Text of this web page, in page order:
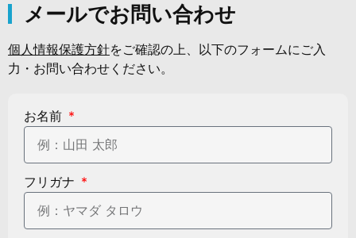
メールでお問い合わせ
個人情報保護方針をご確認の上、以下のフォームにご入
力・お問い合わせください。
お名前
フリガナ